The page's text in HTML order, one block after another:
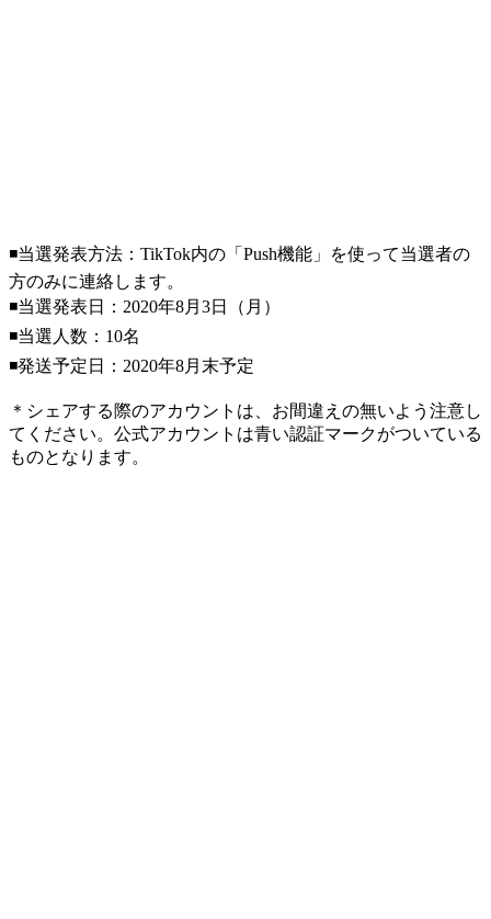
◾当選発表方法：TikTok内の「Push機能」を使って当選者の
方のみに連絡します。
◾当選発表日：2020年8月3日（月）
◾当選人数：10名
◾発送予定日：2020年8月末予定
＊シェアする際のアカウントは、お間違えの無いよう注意し
てください。公式アカウントは青い認証マークがついている
ものとなります。